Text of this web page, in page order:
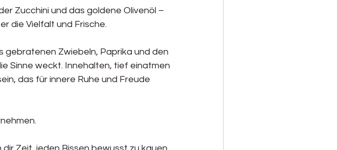
Zucchini und das goldene Olivenöl –
die Vielfalt und Frische.
gebratenen Zwiebeln, Paprika und den
Sinne weckt. Innehalten, tief einatmen
das für innere Ruhe und Freude